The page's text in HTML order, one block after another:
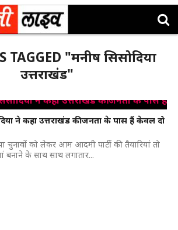
TAGGED "मनीष सिसोदिया
उत्तराखंड"
ने कहा उत्तराखंड की जनता के पास हैं केवल दो
चुनावों को लेकर आम आदमी पार्टी की तैयारियां तो
बनाने के साथ साथ लगातार...